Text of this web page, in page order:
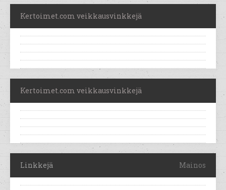
Kertoimet.com veikkausvinkkejä
Kertoimet.com veikkausvinkkejä
Linkkejä Mainos